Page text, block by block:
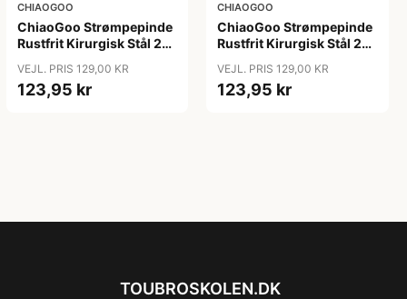
CHIAOGOO
ChiaoGoo Strømpepinde
Rustfrit Kirurgisk Stål 20
VEJL. PRIS 129,00 KR
123,95 kr
CHIAOGOO
ChiaoGoo Strømpepinde
Rustfrit Kirurgisk Stål 20
VEJL. PRIS 129,00 KR
123,95 kr
TOUBROSKOLEN.DK